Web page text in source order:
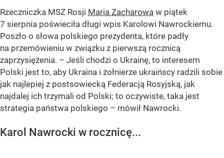
Rzeczniczka MSZ Rosji Maria Zacharowa w piątek
7 sierpnia poświeciła długi wpis Karolowi Nawrockiemu.
Poszło o słowa polskiego prezydenta, które padły
na przemówieniu w związku z pierwszą rocznicą
zaprzysiężenia. – Jeśli chodzi o Ukrainę, to interesem
Polski jest to, aby Ukraina i żołnierze ukraińscy radzili sobie
jak najlepiej z postsowiecką Federacją Rosyjską, jak
najdalej ich trzymali od Polski; to oczywiste, taka jest
strategia państwa polskiego – mówił Nawrocki.
Karol Nawrocki w rocznicę...